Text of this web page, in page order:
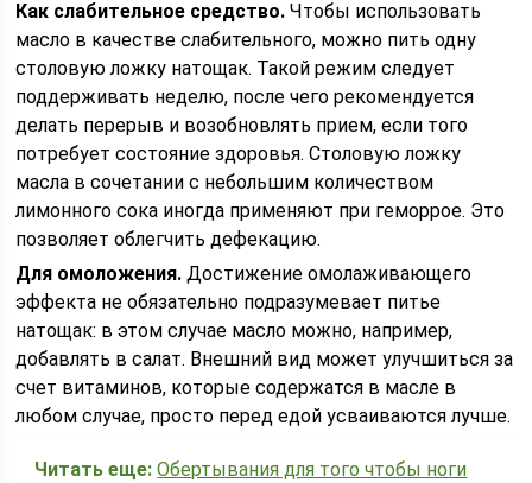
Как слабительное средство. Чтобы использовать
масло в качестве слабительного, можно пить одну
столовую ложку натощак. Такой режим следует
поддерживать неделю, после чего рекомендуется
делать перерыв и возобновлять прием, если того
потребует состояние здоровья. Столовую ложку
масла в сочетании с небольшим количеством
лимонного сока иногда применяют при геморрое. Это
позволяет облегчить дефекацию.
Для омоложения. Достижение омолаживающего
эффекта не обязательно подразумевает питье
натощак: в этом случае масло можно, например,
добавлять в салат. Внешний вид может улучшиться за
счет витаминов, которые содержатся в масле в
любом случае, просто перед едой усваиваются лучше.
Читать еще: Обертывания для того чтобы ноги